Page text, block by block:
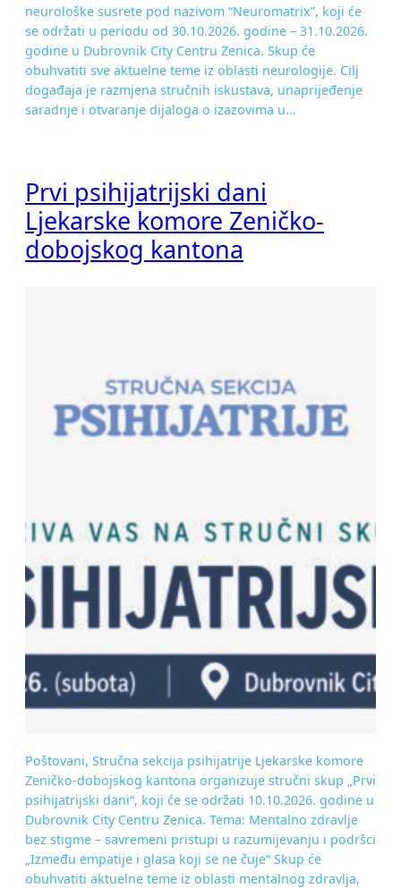
neurološke susrete pod nazivom “Neuromatrix”, koji će
se održati u periodu od 30.10.2026. godine – 31.10.2026.
godine u Dubrovnik City Centru Zenica. Skup će
obuhvatiti sve aktuelne teme iz oblasti neurologije. Cilj
događaja je razmjena stručnih iskustava, unaprijeđenje
saradnje i otvaranje dijaloga o izazovima u…
Prvi psihijatrijski dani
Ljekarske komore Zeničko-
dobojskog kantona
Poštovani, Stručna sekcija psihijatrije Ljekarske komore
Zeničko-dobojskog kantona organizuje stručni skup „Prvi
psihijatrijski dani“, koji će se održati 10.10.2026. godine u
Dubrovnik City Centru Zenica. Tema: Mentalno zdravlje
bez stigme – savremeni pristupi u razumijevanju i podršci
„Između empatije i glasa koji se ne čuje“ Skup će
obuhvatiti aktuelne teme iz oblasti mentalnog zdravlja,